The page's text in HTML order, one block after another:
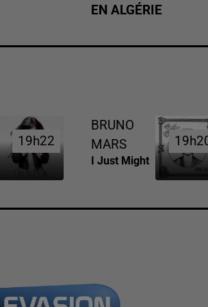
EN ALGÉRIE
19h22
19h22
BRUNO
MARS
I Just Might